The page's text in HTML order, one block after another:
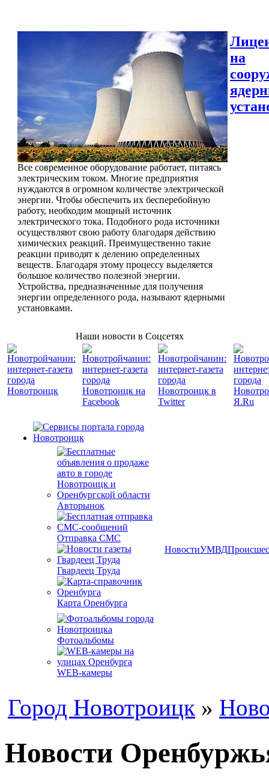
Все современное оборудование работает, питаясь
электрическим током. Многие предприятия
нуждаются в огромном количестве электрической
энергии. Чтобы обеспечить их бесперебойную
работу, необходим мощный источник
электрического тока. Подобного рода источники
осуществляют свою работу благодаря действию
химических реакций. Преимущественно такие
реакции приводят к делению определенных
веществ. Благодаря этому процессу выделяется
большое количество полезной энергии.
Устройства, предназначенные для получения
энергии определенного рода, называют ядерными
установками.
на
Наши новости в Соцсетях
Авторынок
Отправка СМС
Гвардеец Труда
Карта Оренбурга
Фотоальбомы
WEB-камеры
НовостиУМВД
Город Новотроицк »
Новости